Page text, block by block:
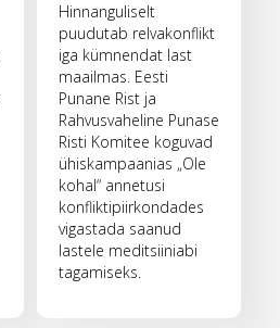
Hinnanguliselt
puudutab relvakonflikt
iga kümnendat last
maailmas. Eesti
Punane Rist ja
Rahvusvaheline Punase
Risti Komitee koguvad
ühiskampaanias „Ole
kohal“ annetusi
konfliktipiirkondades
vigastada saanud
lastele meditsiiniabi
tagamiseks.